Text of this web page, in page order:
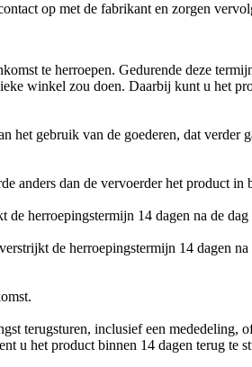
op met de fabrikant en zorgen
te herroepen. Gedurende deze
winkel zou doen. Daarbij kunt u het
gebruik van de goederen, dat verder
anders dan de vervoerder het product in
herroepingstermijn 14 dagen na de
de herroepingstermijn 14 dagen
terugsturen, inclusief een
u het product binnen 14 dagen terug te